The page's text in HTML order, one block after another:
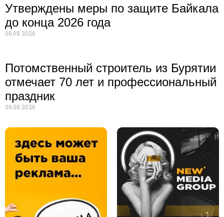
Утверждены меры по защите Байкала
до конца 2026 года
06.08.2026
Потомственный строитель из Бурятии
отмечает 70 лет и профессиональный
праздник
06.08.2026